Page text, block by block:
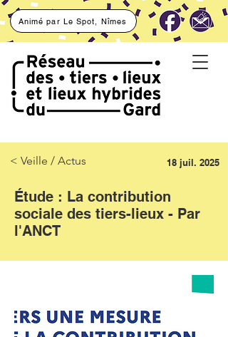
Animé par Le Spot, Nîmes
< Veille / Actus 18 juil. 2025
Étude : La contribution
sociale des tiers-lieux - Par
l'ANCT